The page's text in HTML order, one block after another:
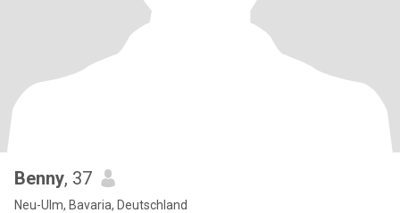
Benny, 37
Neu-Ulm, Bavaria, Deutschland